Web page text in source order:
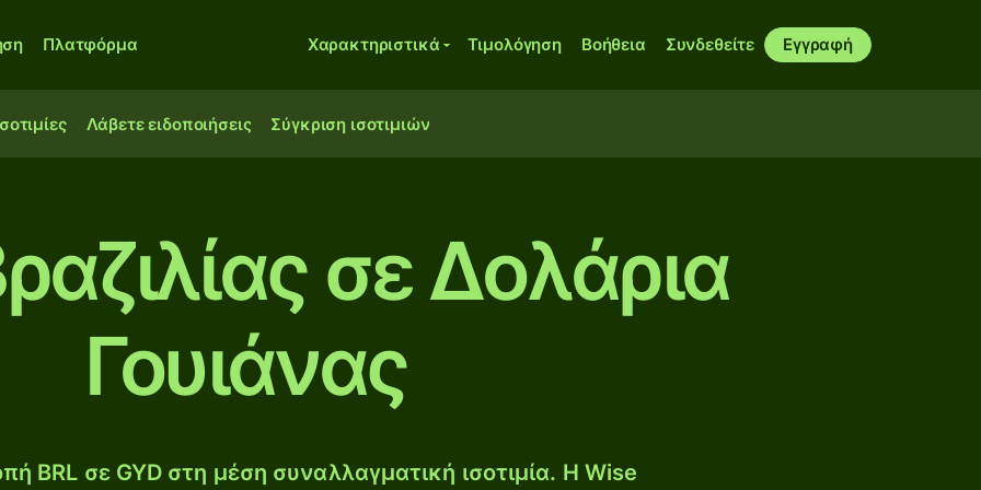
Πλατφόρμα Χαρακτηριστικά Τιμολόγηση Βοήθεια Συνδεθείτε Εγγραφή
Λάβετε ειδοποιήσεις Σύγκριση ισοτιμιών
σε Δολάρια
Γουιάνας
BRL σε GYD στη μέση συναλλαγματική ισοτιμία. Η Wise